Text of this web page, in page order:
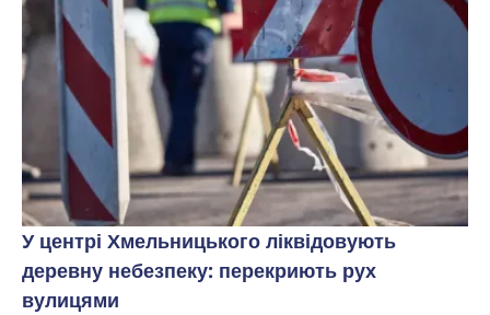
У центрі Хмельницького ліквідовують
деревну небезпеку: перекриють рух
вулицями